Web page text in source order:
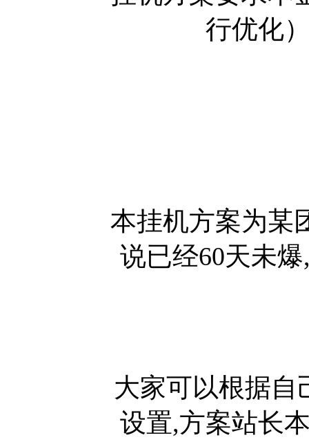
行优化
本挂机方案为某
说已经60天未
大家可以根据自
设置,方案站长